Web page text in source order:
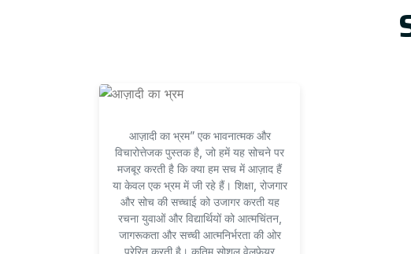
आज़ादी का भ्रम” एक भावनात्मक और
विचारोत्तेजक पुस्तक है, जो हमें यह सोचने पर
मजबूर करती है कि क्या हम सच में आज़ाद हैं
या केवल एक भ्रम में जी रहे हैं। शिक्षा, रोजगार
और सोच की सच्चाई को उजागर करती यह
रचना युवाओं और विद्यार्थियों को आत्मचिंतन,
जागरूकता और सच्ची आत्मनिर्भरता की ओर